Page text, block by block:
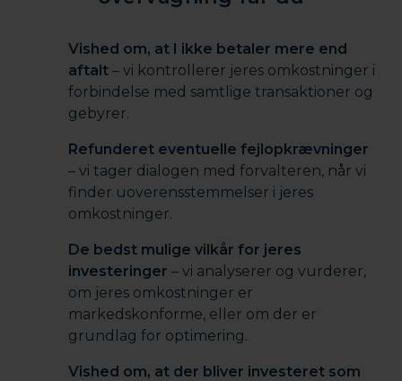
Vished om, at I ikke betaler mere end
aftalt – vi kontrollerer jeres omkostninger i
forbindelse med samtlige transaktioner og
gebyrer.
Refunderet eventuelle fejlopkrævninger
– vi tager dialogen med forvalteren, når vi
finder uoverensstemmelser i jeres
omkostninger.
De bedst mulige vilkår for jeres
investeringer – vi analyserer og vurderer,
om jeres omkostninger er
markedskonforme, eller om der er
grundlag for optimering.
Vished om, at der bliver investeret som